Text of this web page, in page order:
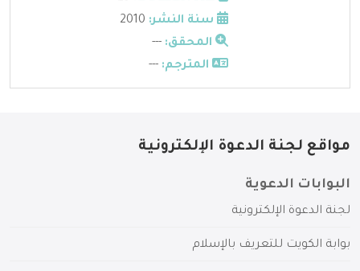
سنة النشر:
المحقق: ---
المترجم: ---
مواقع لجنة الدعوة الإلكترونية
البوابات الدعوية
لجنة الدعوة الإلكترونية
بوابة الكويت للتعريف بالإسلام